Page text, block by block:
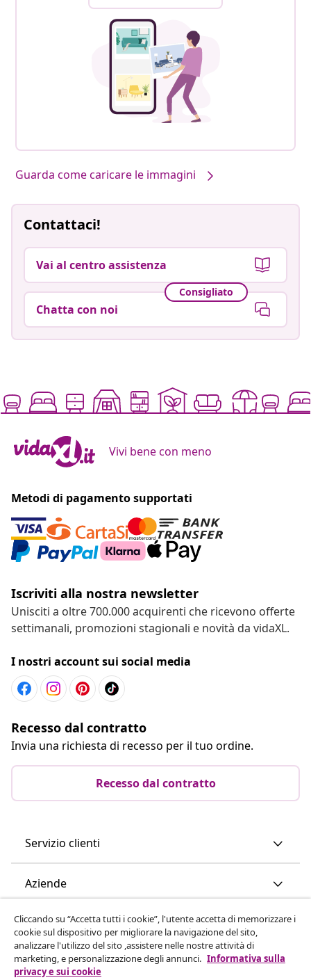
Guarda come caricare le immagini
Contattaci!
Vai al centro assistenza
Consigliato
Chatta con noi
Vivi bene con meno
Metodi di pagamento supportati
Iscriviti alla nostra newsletter
Unisciti a oltre 700.000 acquirenti che ricevono offerte
settimanali, promozioni stagionali e novità da vidaXL.
I nostri account sui social media
Recesso dal contratto
Invia una richiesta di recesso per il tuo ordine.
Recesso dal contratto
Servizio clienti
Aziende
vidaXL
Scopri di più
Cliccando su “Accetta tutti i cookie”, l'utente accetta di memorizzare i
cookie sul dispositivo per migliorare la navigazione del sito,
analizzare l'utilizzo del sito ,assistere nelle nostre attività di
marketing, e personalizzazione degli annunci. Informativa sulla
privacy e sui cookie